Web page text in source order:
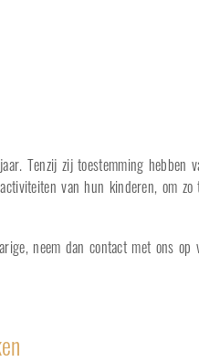
Tenzij zij toestemming hebben
van hun kinderen, om zo
neem dan contact met ons op